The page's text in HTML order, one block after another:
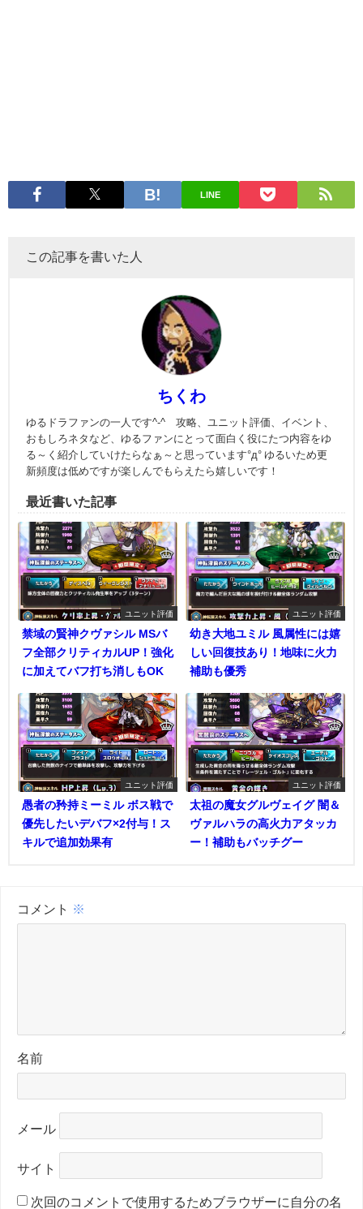
LINE
この記事を書いた人
ちくわ
ゆるドラファンの一人です^-^ 攻略、ユニット評価、イベント、
おもしろネタなど、ゆるファンにとって面白く役にたつ内容をゆ
る～く紹介していけたらなぁ～と思っています°д° ゆるいため更
新頻度は低めですが楽しんでもらえたら嬉しいです！
最近書いた記事
ユニット評価
禁域の賢神クヴァシル MSバ
フ全部クリティカルUP！強化
に加えてバフ打ち消しもOK
ユニット評価
幼き大地ユミル 風属性には嬉
しい回復技あり！地味に火力
補助も優秀
ユニット評価
愚者の矜持ミーミル ボス戦で
優先したいデバフ×2付与！ス
キルで追加効果有
ユニット評価
太祖の魔女グルヴェイグ 闇＆
ヴァルハラの高火力アタッカ
ー！補助もバッチグー
コメント ※
名前
メール
サイト
次回のコメントで使用するためブラウザーに自分の名